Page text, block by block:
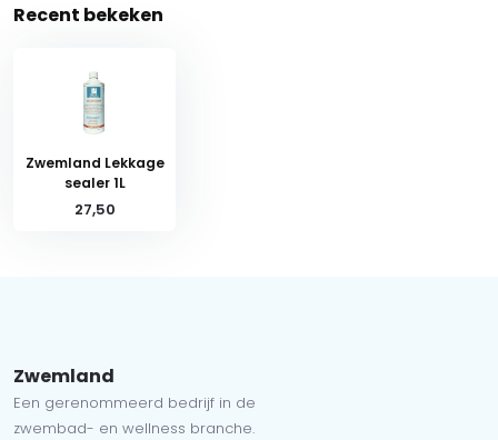
Recent bekeken
Zwemland Lekkage
sealer 1L
27,50
Zwemland
Een gerenommeerd bedrijf in de
zwembad- en wellness branche.